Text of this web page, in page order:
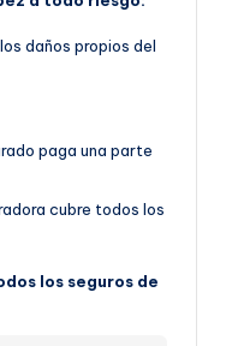
daños propios del
paga una parte
cubre todos los
los seguros de